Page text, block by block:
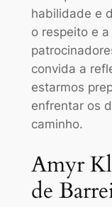
habilidade e
o respeito e
convida a
estarmos
enfrentar os
caminho.
Amyr
de